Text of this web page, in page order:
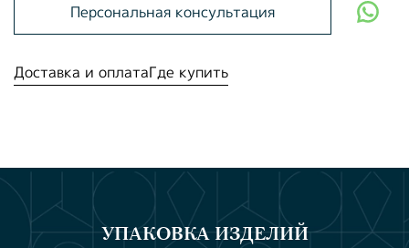
Персональная консультация
Доставка и оплатаГде купить
УПАКОВКА ИЗДЕЛИЙ